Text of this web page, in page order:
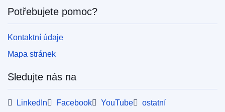
IMMC : ST 9624 2025 REV 1
pdfa2a
Potřebujete pomoc?
Kontaktní údaje
Mapa stránek
Sledujte nás na
LinkedIn Facebook YouTube ostatní